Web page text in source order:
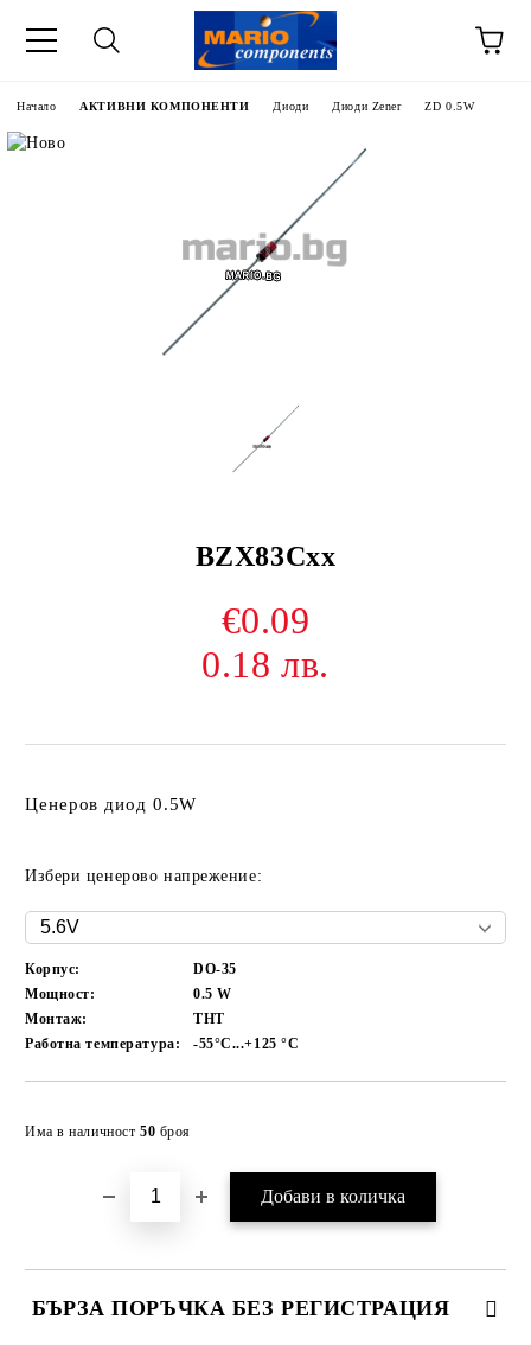
Начало АКТИВНИ КОМПОНЕНТИ Диоди Диоди Zener ZD 0.5W
BZX83Cxx
€0.09
0.18 лв.
Ценеров диод 0.5W
Избери ценерово напрежение:
Корпус:
DO-35
Мощност:
0.5W
Монтаж:
THT
Работна температура:
-55°C...+125°C
Има в наличност 50 броя
БЪРЗА ПОРЪЧКА БЕЗ РЕГИСТРАЦИЯ